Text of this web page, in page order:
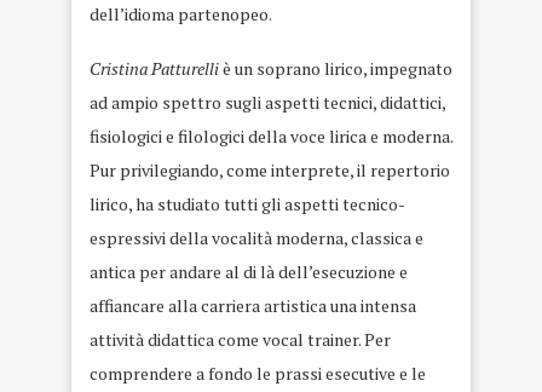
dell’idioma partenopeo.
Cristina Patturelliè un soprano lirico, impegnato
ad ampio spettro sugli aspetti tecnici, didattici,
fisiologici e filologici della voce lirica e moderna.
Pur privilegiando, come interprete, il repertorio
lirico, ha studiato tutti gli aspetti tecnico-
espressivi della vocalità moderna, classica e
antica per andare al di là dell’esecuzione e
affiancare alla carriera artistica una intensa
attività didattica come vocal trainer. Per
comprendere a fondo le prassi esecutive e le